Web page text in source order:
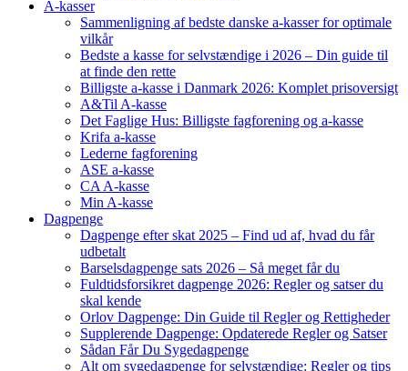
A-kasser
Sammenligning af bedste danske a-kasser for optimale
vilkår
Bedste a kasse for selvstændige i 2026 – Din guide til
at finde den rette
Billigste a-kasse i Danmark 2026: Komplet prisoversigt
A&Til A-kasse
Det Faglige Hus: Billigste fagforening og a-kasse
Krifa a-kasse
Lederne fagforening
ASE a-kasse
CA A-kasse
Min A-kasse
Dagpenge
Dagpenge efter skat 2025 – Find ud af, hvad du får
udbetalt
Barselsdagpenge sats 2026 – Så meget får du
Fuldtidsforsikret dagpenge 2026: Regler og satser du
skal kende
Orlov Dagpenge: Din Guide til Regler og Rettigheder
Supplerende Dagpenge: Opdaterede Regler og Satser
Sådan Får Du Sygedagpenge
Alt om sygedagpenge for selvstændige: Regler og tips